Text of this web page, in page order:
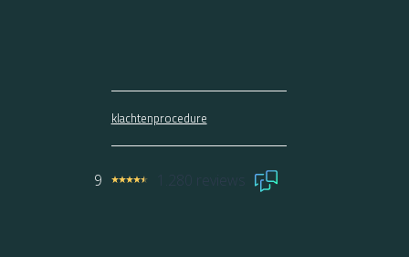
klachtenprocedure
9